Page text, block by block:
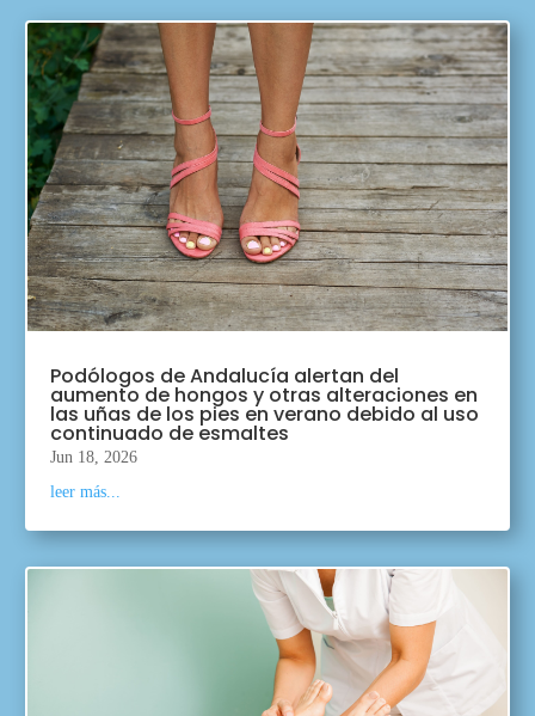
Podólogos de Andalucía alertan del
aumento de hongos y otras alteraciones en
las uñas de los pies en verano debido al uso
continuado de esmaltes
Jun 18, 2026
leer más...